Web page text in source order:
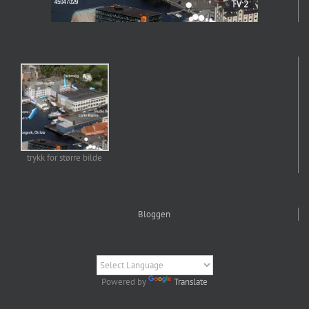
trykk for større bilde
Bloggen
Powered by Translate